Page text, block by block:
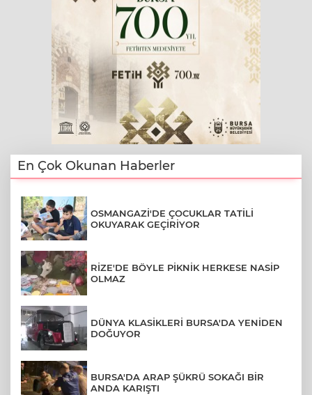
En Çok Okunan Haberler
OSMANGAZİ'DE ÇOCUKLAR TATİLİ
OKUYARAK GEÇİRİYOR
RİZE'DE BÖYLE PİKNİK HERKESE NASİP
OLMAZ
DÜNYA KLASİKLERİ BURSA'DA YENİDEN
DOĞUYOR
BURSA'DA ARAP ŞÜKRÜ SOKAĞI BİR
ANDA KARIŞTI